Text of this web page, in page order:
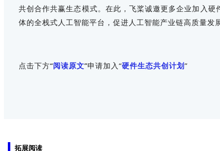
共创合作共赢生态模式。在此，飞桨诚邀更多企业加入
体的全栈式人工智能平台，促进人工智能产业链高质量发
点击下方“阅读原文”申请加入“硬件生态共创计划”
拓展阅读